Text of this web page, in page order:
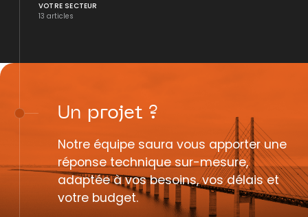
VOTRE SECTEUR
13 articles
Un projet ?
Notre équipe saura vous apporter une
réponse technique sur-mesure,
adaptée à vos besoins, vos délais et
votre budget.